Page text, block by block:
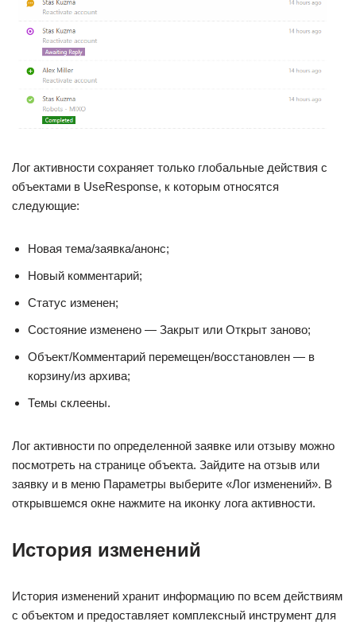
Лог активности сохраняет только глобальные действия с
объектами в UseResponse, к которым относятся
следующие:
Новая тема/заявка/анонс;
Новый комментарий;
Статус изменен;
Состояние изменено — Закрыт или Открыт заново;
Объект/Комментарий перемещен/восстановлен — в
корзину/из архива;
Темы склеены.
Лог активности по определенной заявке или отзыву можно
посмотреть на странице объекта. Зайдите на отзыв или
заявку и в меню Параметры выберите «Лог изменений». В
открывшемся окне нажмите на иконку лога активности.
История изменений
История изменений хранит информацию по всем действиям
с объектом и предоставляет комплексный инструмент для